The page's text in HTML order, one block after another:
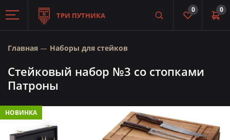
ТРИ ПУТНИКА
0
0
Главная Наборы для стейков
Стейковый набор №3 со стопками
Патроны
НОВИНКА